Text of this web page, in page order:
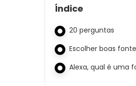
Índice
20 perguntas
Escolher boas
Alexa, qual é uma